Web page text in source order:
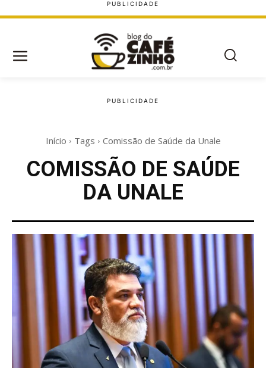
Início Tags Comissão de Saúde da Unale
COMISSÃO DE SAÚDE
DA UNALE